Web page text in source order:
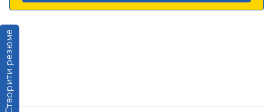
Створити резюме